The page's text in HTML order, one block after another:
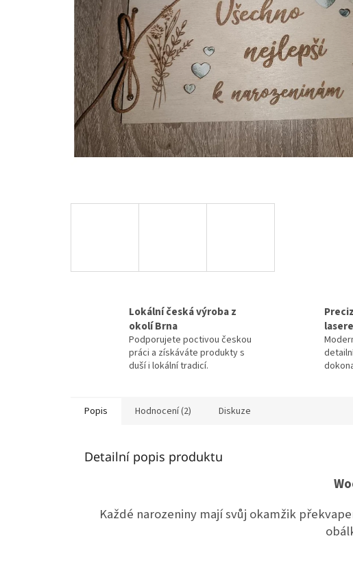
Lokální česká výroba z
okolí Brna
Podporujete poctivou českou
práci a získáváte produkty s
duší i lokální tradicí.
Popis Hodnocení (2) Diskuze
Detailní popis produktu
Každé narozeniny mají svůj okamžik